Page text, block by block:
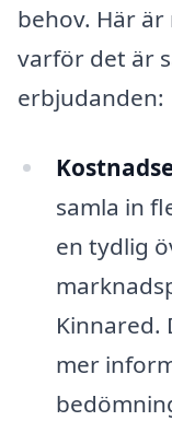
behov. Här
varför det är
erbjudanden:
samla in
en tydlig
Kinnared.
mer